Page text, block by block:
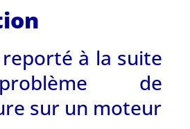
à la suite
de
sur un moteur